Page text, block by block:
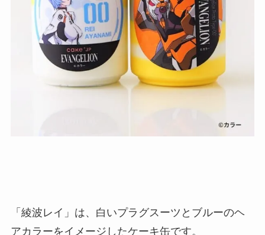
「綾波レイ」は、白いプラグスーツとブルーのヘ
アカラーをイメージしたケーキ缶です。